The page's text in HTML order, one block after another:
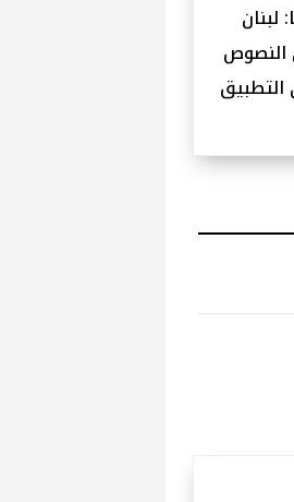
خاص LIMSLB: لبنان
النصوص
التطبيق